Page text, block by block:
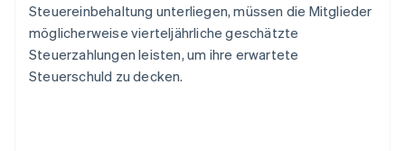
Steuereinbehaltung unterliegen, müssen die Mitglieder
möglicherweise vierteljährliche geschätzte
Steuerzahlungen leisten, um ihre erwartete
Steuerschuld zu decken.